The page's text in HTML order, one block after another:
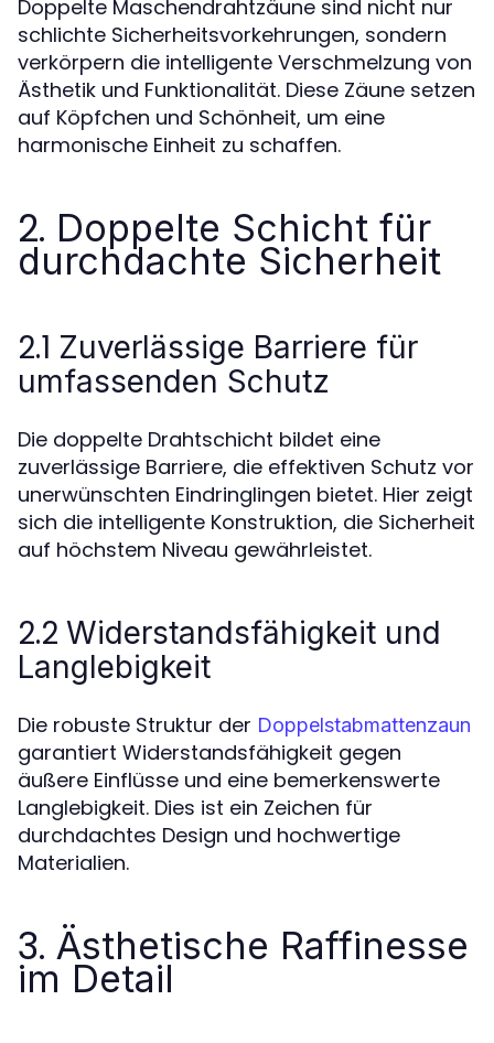
Doppelte Maschendrahtzäune sind nicht nur
schlichte Sicherheitsvorkehrungen, sondern
verkörpern die intelligente Verschmelzung von
Ästhetik und Funktionalität. Diese Zäune setzen
auf Köpfchen und Schönheit, um eine
harmonische Einheit zu schaffen.
2. Doppelte Schicht für
durchdachte Sicherheit
2.1 Zuverlässige Barriere für
umfassenden Schutz
Die doppelte Drahtschicht bildet eine
zuverlässige Barriere, die effektiven Schutz vor
unerwünschten Eindringlingen bietet. Hier zeigt
sich die intelligente Konstruktion, die Sicherheit
auf höchstem Niveau gewährleistet.
2.2 Widerstandsfähigkeit und
Langlebigkeit
Die robuste Struktur der Doppelstabmattenzaun
garantiert Widerstandsfähigkeit gegen
äußere Einflüsse und eine bemerkenswerte
Langlebigkeit. Dies ist ein Zeichen für
durchdachtes Design und hochwertige
Materialien.
3. Ästhetische Raffinesse
im Detail